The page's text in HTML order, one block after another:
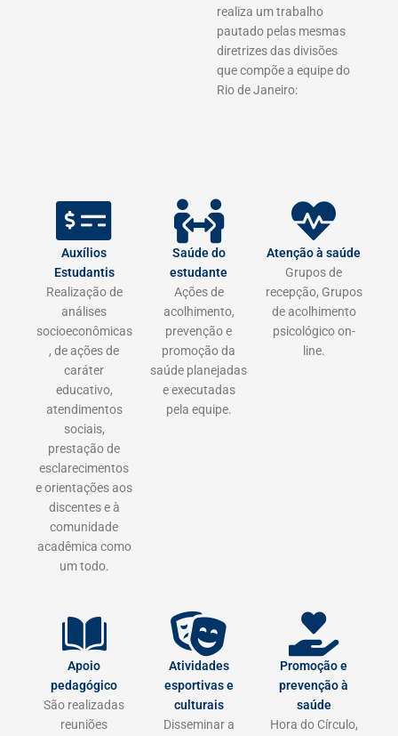
realiza um trabalho
pautado pelas mesmas
diretrizes das divisões
que compõe a equipe do
Rio de Janeiro:
Auxílios
Estudantis
Realização de
análises
socioeconômicas
, de ações de
caráter
educativo,
atendimentos
sociais,
prestação de
esclarecimentos
e orientações aos
discentes e à
comunidade
acadêmica como
um todo.
Saúde do
estudante
Ações de
acolhimento,
prevenção e
promoção da
saúde planejadas
e executadas
pela equipe.
Atenção à saúde
Grupos de
recepção, Grupos
de acolhimento
psicológico on-
line.
Apoio
pedagógico
São realizadas
reuniões
Atividades
esportivas e
culturais
Disseminar a
Promoção e
prevenção à
saúde
Hora do Círculo,